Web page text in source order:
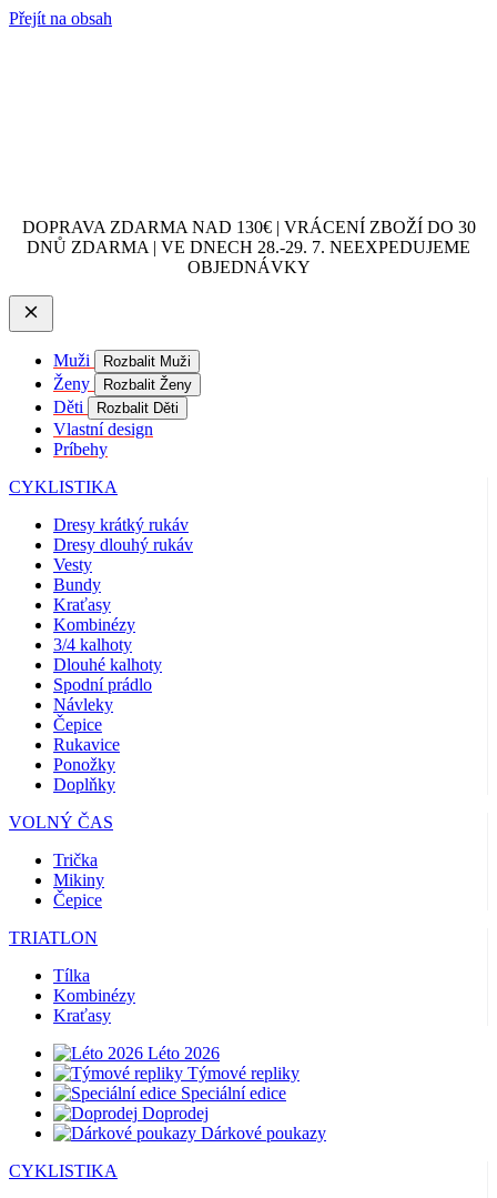
Přejít na obsah
DOPRAVA ZDARMA NAD 130€ | VRÁCENÍ ZBOŽÍ DO 30
DNŮ ZDARMA | VE DNECH 28.-29. 7. NEEXPEDUJEME
OBJEDNÁVKY
Muži Rozbalit Muži
Ženy Rozbalit Ženy
Děti Rozbalit Děti
Vlastní design
Príbehy
CYKLISTIKA
Dresy krátký rukáv
Dresy dlouhý rukáv
Vesty
Bundy
Kraťasy
Kombinézy
3/4 kalhoty
Dlouhé kalhoty
Spodní prádlo
Návleky
Čepice
Rukavice
Ponožky
Doplňky
VOLNÝ ČAS
Trička
Mikiny
Čepice
TRIATLON
Tílka
Kombinézy
Kraťasy
Léto 2026
Týmové repliky
Speciální edice
Doprodej
Dárkové poukazy
CYKLISTIKA